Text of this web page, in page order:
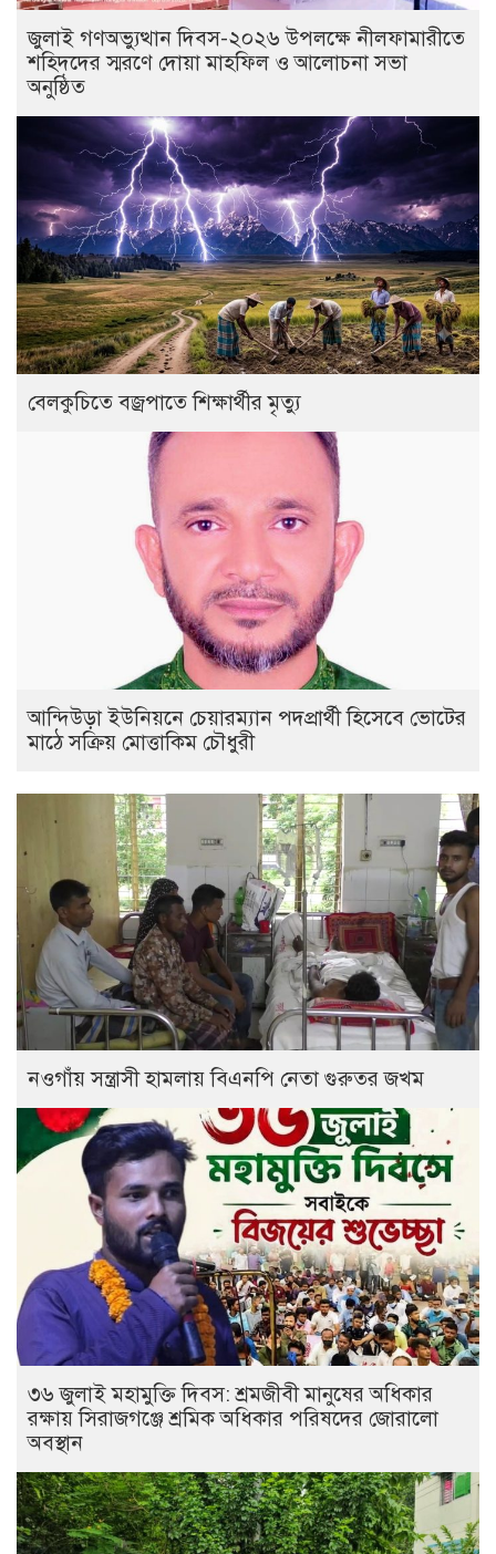
জুলাই গণঅভ্যুত্থান দিবস-২০২৬ উপলক্ষে নীলফামারীতে
শহিদদের স্মরণে দোয়া মাহফিল ও আলোচনা সভা
অনুষ্ঠিত
বেলকুচিতে বজ্রপাতে শিক্ষার্থীর মৃত্যু
আন্দিউড়া ইউনিয়নে চেয়ারম্যান পদপ্রার্থী হিসেবে ভোটের
মাঠে সক্রিয় মোত্তাকিম চৌধুরী
নওগাঁয় সন্ত্রাসী হামলায় বিএনপি নেতা গুরুতর জখম
৩৬ জুলাই মহামুক্তি দিবস: শ্রমজীবী মানুষের অধিকার
রক্ষায় সিরাজগঞ্জে শ্রমিক অধিকার পরিষদের জোরালো
অবস্থান